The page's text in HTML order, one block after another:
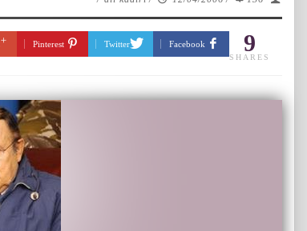
9
SHARES
Facebook
Twitter
Pinterest